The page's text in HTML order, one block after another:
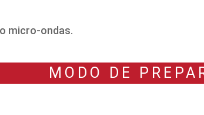
micro-ondas.
MODO DE